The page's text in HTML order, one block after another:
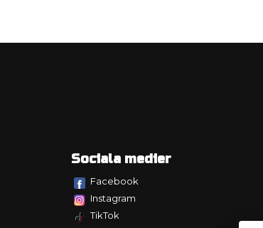
Sociala medier
Facebook
Instagram
TikTok